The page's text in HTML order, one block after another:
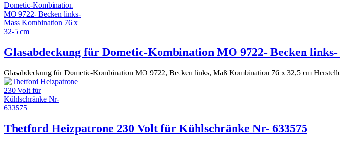
Glasabdeckung für Dometic-Kombination MO 9722- Becken
Glasabdeckung für Dometic-Kombination MO 9722, Becken links, Maß Kombination 76 x 32,5 cm
Thetford Heizpatrone 230 Volt für Kühlschränke Nr- 633575